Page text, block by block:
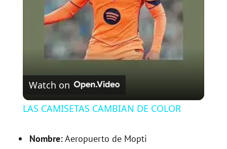
a
y
V
i
d
Watch on
LAS CAMISETAS CAMBIAN DE COLOR
Nombre:Aeropuerto de Mopti